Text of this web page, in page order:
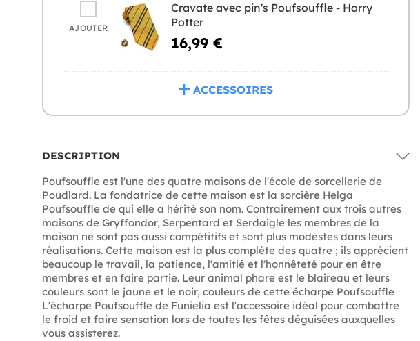
AJOUTER
Cravate avec pin's Poufsouffle - Harry
Potter
16,99 €
ACCESSOIRES
DESCRIPTION
Poufsouffle est l'une des quatre maisons de l'école de sorcellerie de
Poudlard. La fondatrice de cette maison est la sorcière Helga
Poufsouffle de qui elle a hérité son nom. Contrairement aux trois autres
maisons de Gryffondor, Serpentard et Serdaigle les membres de la
maison ne sont pas aussi compétitifs et sont plus modestes dans leurs
réalisations. Cette maison est la plus complète des quatre ; ils apprécient
beaucoup le travail, la patience, l'amitié et l'honnêteté pour en être
membres et en faire partie. Leur animal phare est le blaireau et leurs
couleurs sont le jaune et le noir, couleurs de cette écharpe Poufsouffle
L'écharpe Poufsouffle de Funielia est l'accessoire idéal pour combattre
le froid et faire sensation lors de toutes les fêtes déguisées auxquelles
vous assisterez.